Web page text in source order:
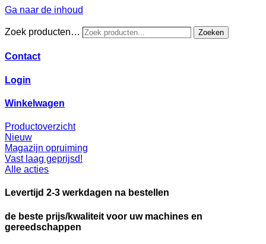
Ga naar de inhoud
Zoek producten… Zoeken
Contact
Login
Winkelwagen
Productoverzicht
Nieuw
Magazijn opruiming
Vast laag geprijsd!
Alle acties
Levertijd 2-3 werkdagen na bestellen
de beste prijs/kwaliteit voor uw machines en
gereedschappen